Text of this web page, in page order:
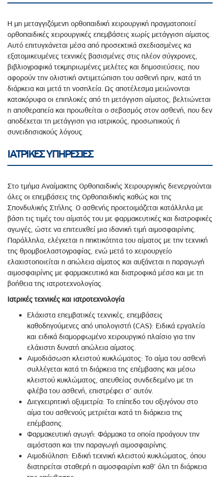
Η μη μεταγγιζόμενη ορθοπαιδική χειρουργική πραγματοποιεί
ορθοπαιδικές χειρουργικές επεμβάσεις χωρίς μετάγγιση αίματος.
Αυτό επιτυγχάνεται μέσα από προσεκτικά σχεδιασμένες κα
εξατομικευμένες τεχνικές βασισμένες στις πλέον σύγχρονες,
βιβλιογραφικά τεκμηριωμένες μελέτες και δημοσιεύσεις, που
αφορούν την ολιστική αντιμετώπιση του ασθενή πριν, κατά τη
διάρκεια και μετά τη νοσηλεία. Ως αποτέλεσμα μειώνονται
κατακόρυφα οι επιπλοκές από τη μετάγγιση αίματος, βελτιώνεται
η αποθεραπεία και προωθείται ο σεβασμός στον ασθενή, που δεν
αποδέχεται τη μετάγγιση για ιατρικούς, προσωπικούς ή
συνειδησιακούς λόγους.
ΙΑΤΡΙΚΕΣ ΥΠΗΡΕΣΙΕΣ
Στο τμήμα Αναίμακτης Ορθοπαιδικής Χειρουργικής διενεργούνται
όλες οι επεμβάσεις της Ορθοπαιδικής καθώς και της
Σπονδυλικής Στήλης. Ο ασθενής προετοιμάζεται κατάλληλα με
βάση τις τιμές του αίματός του με φαρμακευτικές και διατροφικές
αγωγές, ώστε να επιτευχθεί μια ιδανική τιμή αιμοσφαιρίνης.
Παράλληλα, ελέγχεται η πηκτικότητα του αίματος με την τεχνική
της θρομβοελαστογραφίας, ενώ μετά το χειρουργείο
ελαχιστοποιείται η απώλεια αίματος και αυξάνεται η παραγωγή
αιμοσφαιρίνης με φαρμακευτικά και διατροφικά μέσα και με τη
βοήθεια της ιατροτεχνολογίας.
Ιατρικές τεχνικές και ιατροτεχνολογία
Ελάχιστα επεμβατικές τεχνικές, επεμβάσεις
καθοδηγούμενες από υπολογιστή (CAS): Ειδικά εργαλεία
και ειδικά διαμορφωμένο χειρουργικό πλαίσιο για την
ελάχιστη δυνατή απώλεια αίματος.
Αιμοδιάσωση κλειστού κυκλώματος: Το αίμα του ασθενή
συλλέγεται κατά τη διάρκεια της επέμβασης και μέσω
κλειστού κυκλώματος, απευθείας συνδεδεμένο με τη
φλέβα του ασθενή, επιστρέφει σ’ αυτόν.
Διεγχειρητική οξυμετρία: Το επίπεδο του οξυγόνου στο
αίμα του ασθενούς μετριέται κατά τη διάρκεια της
επέμβασης.
Φαρμακευτική αγωγή: Φάρμακα τα οποία προάγουν την
αιμόσταση και την παραγωγή αιμοσφαιρίνης.
Αιμοδιύληση: Ειδική τεχνική κλειστού κυκλώματος, όπου
διατηρείται σταθερή η αιμοσφαιρίνη καθ’ όλη τη διάρκεια